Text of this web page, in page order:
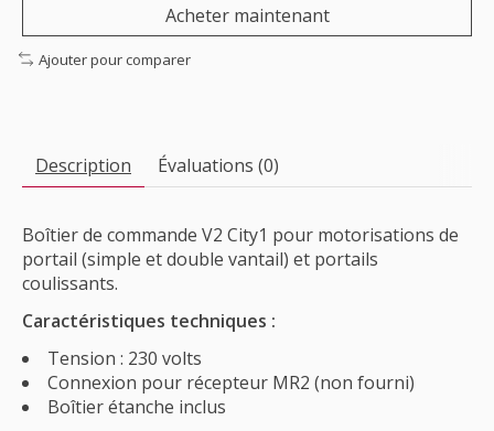
Acheter maintenant
Ajouter pour comparer
Description Évaluations (0)
Boîtier de commande V2 City1 pour motorisations de
portail (simple et double vantail) et portails
coulissants.
Caractéristiques techniques :
Tension : 230 volts
Connexion pour récepteur MR2 (non fourni)
Boîtier étanche inclus